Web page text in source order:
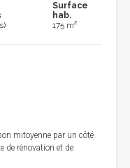
Surface
hab.
175 m²
mitoyenne par un côté
de rénovation et de